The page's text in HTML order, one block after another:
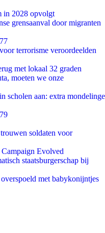
in 2028 opvolgt
grensaanval door migranten
terrorisme veroordeelden
met lokaal 32 graden
moeten we onze
scholen aan: extra mondelinge
soldaten voor
Evolved
staatsburgerschap bij
met babykonijntjes